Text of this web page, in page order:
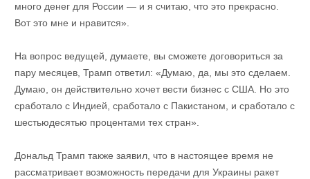
много денег для России — и я считаю, что это прекрасно.
Вот это мне и нравится».
На вопрос ведущей, думаете, вы сможете договориться за
пару месяцев, Трамп ответил: «Думаю, да, мы это сделаем.
Думаю, он действительно хочет вести бизнес с США. Но это
сработало с Индией, сработало с Пакистаном, и сработало с
шестьюдесятью процентами тех стран».
Дональд Трамп также заявил, что в настоящее время не
рассматривает возможность передачи для Украины ракет